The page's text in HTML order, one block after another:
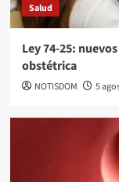
Salud
Ley 74-25:
obstétrica
NOTISDOM 5